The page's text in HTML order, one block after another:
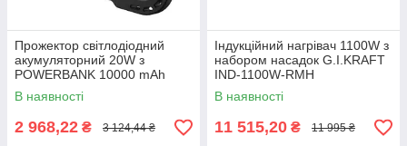
Прожектор світлодіодний
акумуляторний 20W з
POWERBANK 10000 mAh
(вихід USB 5V) FL-2001W
PROTESTER
В наявності
2 968,22 ₴ 3 124,44 ₴
Індукційний нагрівач 1100W з
набором насадок G.I.KRAFT
IND-1100W-RMH
В наявності
11 515,20 ₴ 11 995 ₴